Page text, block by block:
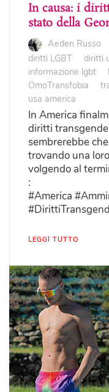
In causa: i
stato della
Aeden Russo
diritti LGBT
diritti
informazione lgbt
OmoTransfobia
usa america
In America
diritti
sembrerebbe
trovando una
volgendo al
:
#America
LEGGI TUTTO